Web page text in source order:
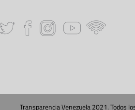
Transparencia Venezuela 2021. Todos